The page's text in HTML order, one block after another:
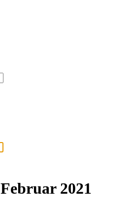
Februar 2021